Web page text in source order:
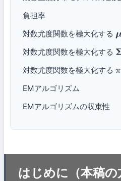
負担率
対数尤度関数を極大化する μ
対数尤度関数を極大化する Σ
対数尤度関数を極大化する π
EMアルゴリズム
EMアルゴリズムの収束性
はじめに（本稿の